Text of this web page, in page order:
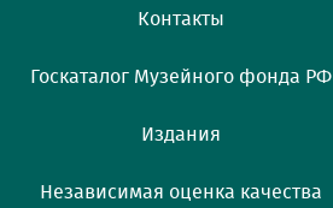
Контакты
Госкаталог Музейного фонда РФ
Издания
Независимая оценка качества